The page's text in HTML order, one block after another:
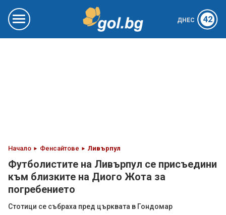
ДНЕС 42
Начало Фенсайтове Ливърпул
Футболистите на Ливърпул се присъедини
към близките на Диого Жота за
погребението
Стотици се събраха пред църквата в Гондомар